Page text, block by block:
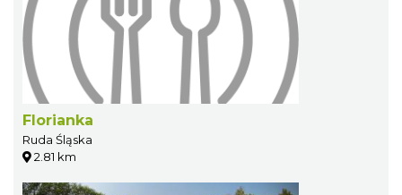
Florianka
Ruda Śląska
2.81 km